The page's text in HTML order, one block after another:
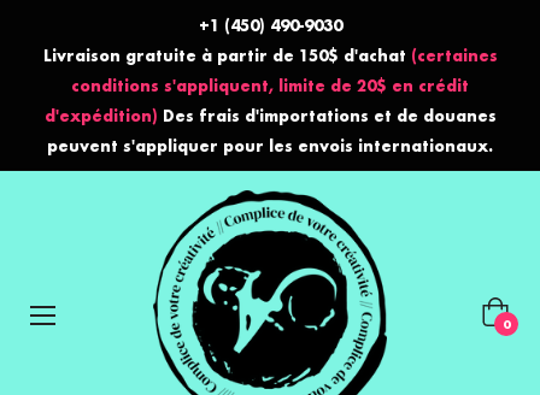
+1 (450) 490-9030
Livraison gratuite à partir de 150$ d'achat (certaines
conditions s'appliquent, limite de 20$ en crédit
d'expédition) Des frais d'importations et de douanes
peuvent s'appliquer pour les envois internationaux.
Panier
0